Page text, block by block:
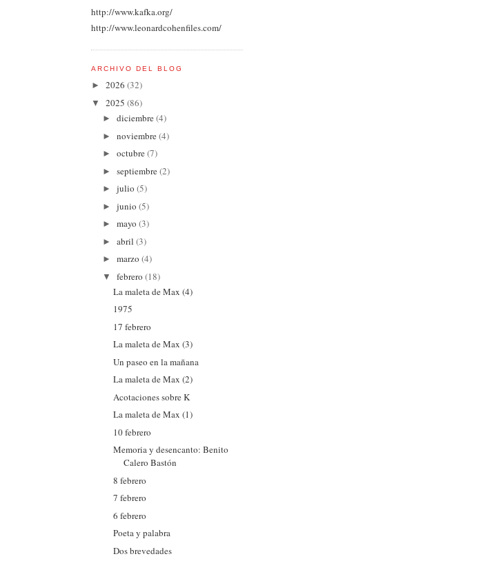
http://www.kafka.org/
http://www.leonardcohenfiles.com/
ARCHIVO DEL BLOG
► 2026 (32)
▼ 2025 (86)
► diciembre(4)
► noviembre(4)
► octubre(7)
► septiembre(2)
► julio (5)
► junio (5)
► mayo (3)
► abril (3)
► marzo (4)
▼ febrero (18)
La maleta de Max (4)
1975
17 febrero
La maleta de Max (3)
Un paseo en la mañana
La maleta de Max (2)
Acotaciones sobre K
La maleta de Max (1)
10 febrero
Memoria y desencanto: Benito
Calero Bastón
8 febrero
7 febrero
6 febrero
Poeta y palabra
Dos brevedades